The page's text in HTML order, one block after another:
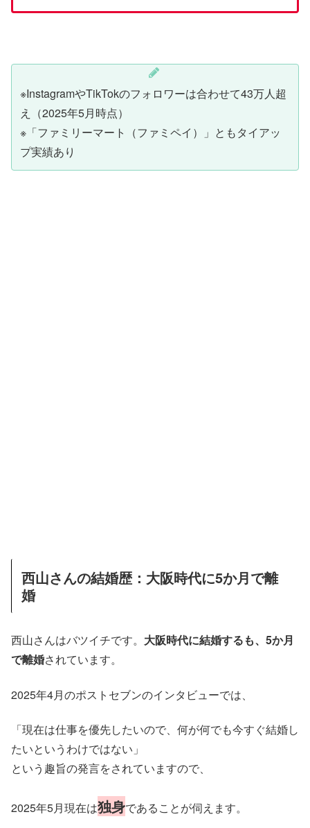
※InstagramやTikTokのフォロワーは合わせて43万人超
え（2025年5月時点）
※「ファミリーマート（ファミペイ）」ともタイアッ
プ実績あり
西山さんの結婚歴：大阪時代に5か月で離
婚
西山さんはバツイチです。 大阪時代に結婚するも、5か月
で離婚されています。
2025年4月のポストセブンのインタビューでは、
「現在は仕事を優先したいので、何が何でも今すぐ結婚し
たいというわけではない」
という趣旨の発言をされていますので、
2025年5月現在は独身であることが伺えます。